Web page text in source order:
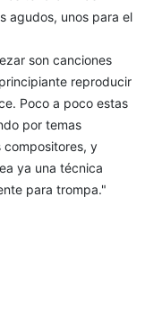
agudos, unos para el
son canciones
reproducir
Poco a poco estas
por temas
compositores, y
ya una técnica
para trompa."